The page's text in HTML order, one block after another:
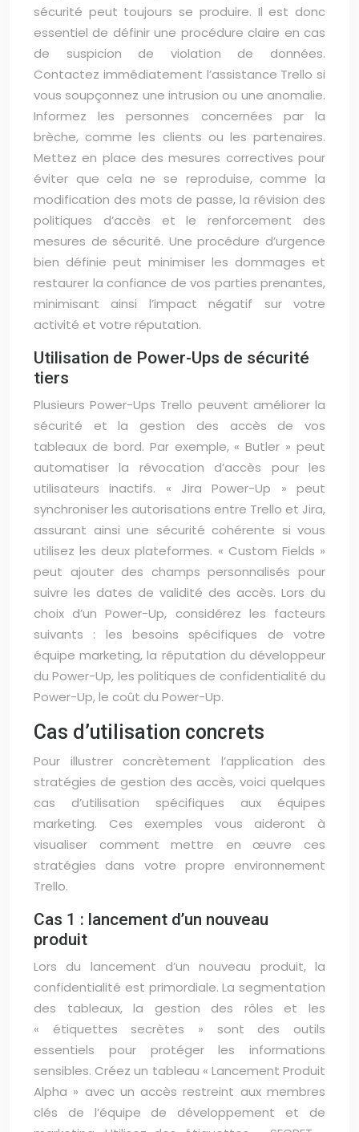
sécurité peut toujours se produire. Il est donc
essentiel de définir une procédure claire en cas
de suspicion de violation de données.
Contactez immédiatement l’assistance Trello si
vous soupçonnez une intrusion ou une anomalie.
Informez les personnes concernées par la
brèche, comme les clients ou les partenaires.
Mettez en place des mesures correctives pour
éviter que cela ne se reproduise, comme la
modification des mots de passe, la révision des
politiques d’accès et le renforcement des
mesures de sécurité. Une procédure d’urgence
bien définie peut minimiser les dommages et
restaurer la confiance de vos parties prenantes,
minimisant ainsi l’impact négatif sur votre
activité et votre réputation.
Utilisation de Power-Ups de sécurité
tiers
Plusieurs Power-Ups Trello peuvent améliorer la
sécurité et la gestion des accès de vos
tableaux de bord. Par exemple, « Butler » peut
automatiser la révocation d’accès pour les
utilisateurs inactifs. « Jira Power-Up » peut
synchroniser les autorisations entre Trello et Jira,
assurant ainsi une sécurité cohérente si vous
utilisez les deux plateformes. « Custom Fields »
peut ajouter des champs personnalisés pour
suivre les dates de validité des accès. Lors du
choix d’un Power-Up, considérez les facteurs
suivants : les besoins spécifiques de votre
équipe marketing, la réputation du développeur
du Power-Up, les politiques de confidentialité du
Power-Up, le coût du Power-Up.
Cas d’utilisation concrets
Pour illustrer concrètement l’application des
stratégies de gestion des accès, voici quelques
cas d’utilisation spécifiques aux équipes
marketing. Ces exemples vous aideront à
visualiser comment mettre en œuvre ces
stratégies dans votre propre environnement
Trello.
Cas 1 : lancement d’un nouveau
produit
Lors du lancement d’un nouveau produit, la
confidentialité est primordiale. La segmentation
des tableaux, la gestion des rôles et les
« étiquettes secrètes » sont des outils
essentiels pour protéger les informations
sensibles. Créez un tableau « Lancement Produit
Alpha » avec un accès restreint aux membres
clés de l’équipe de développement et de